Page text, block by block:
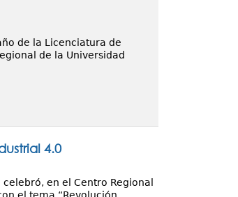
de la Licenciatura de
de la Universidad
4.0
en el Centro Regional